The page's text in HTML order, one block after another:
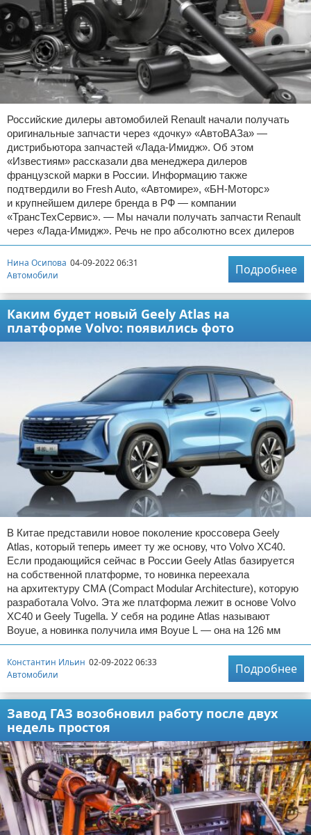
Российские дилеры автомобилей Renault начали получать
оригинальные запчасти через «дочку» «АвтоВАЗа» —
дистрибьютора запчастей «Лада-Имидж». Об этом
«Известиям» рассказали два менеджера дилеров
французской марки в России. Информацию также
подтвердили во Fresh Auto, «Автомире», «БН-Моторс»
и крупнейшем дилере бренда в РФ — компании
«ТрансТехСервис». — Мы начали получать запчасти Renault
через «Лада-Имидж». Речь не про абсолютно всех дилеров
Нина Осипова 04-09-2022 06:31
Автомобили
Подробнее
Каким будет новый Geely Atlas на
платформе Volvo: появились фото
В Китае представили новое поколение кроссовера Geely
Atlas, который теперь имеет ту же основу, что Volvo XC40.
Если продающийся сейчас в России Geely Atlas базируется
на собственной платформе, то новинка переехала
на архитектуру CMA (Compact Modular Architecture), которую
разработала Volvo. Эта же платформа лежит в основе Volvo
XC40 и Geely Tugella. У себя на родине Atlas называют
Boyue, а новинка получила имя Boyue L — она на 126 мм
Константин Ильин 02-09-2022 06:33
Автомобили
Подробнее
Завод ГАЗ возобновил работу после двух
недель простоя